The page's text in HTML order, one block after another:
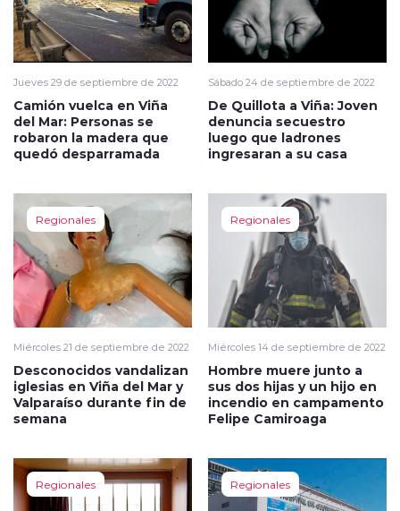
Jueves 29 de septiembre de 2022
Camión vuelca en Viña
del Mar: Personas se
robaron la madera que
quedó desparramada
Sábado 24 de septiembre de 2022
De Quillota a Viña: Joven
denuncia secuestro
luego que ladrones
ingresaran a su casa
Regionales
Miércoles 21 de septiembre de 2022
Desconocidos vandalizan
iglesias en Viña del Mar y
Valparaíso durante fin de
semana
Regionales
Miércoles 14 de septiembre de 2022
Hombre muere junto a
sus dos hijas y un hijo en
incendio en campamento
Felipe Camiroaga
Regionales Regionales